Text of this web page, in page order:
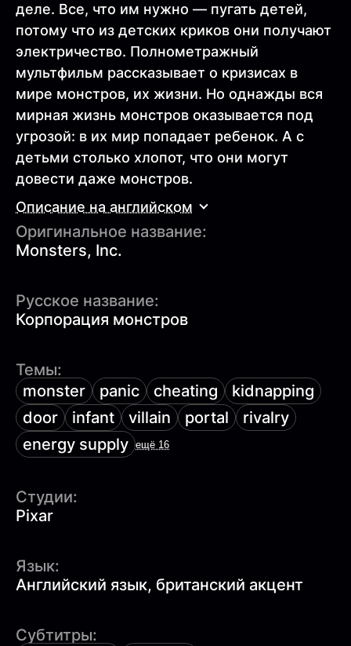
деле. Все, что им нужно — пугать детей,
потому что из детских криков они получают
электричество. Полнометражный
мультфильм рассказывает о кризисах в
мире монстров, их жизни. Но однажды вся
мирная жизнь монстров оказывается под
угрозой: в их мир попадает ребенок. А с
детьми столько хлопот, что они могут
довести даже монстров.
Описание на английском
Оригинальное название:
Monsters, Inc.
Русское название:
Корпорация монстров
Темы:
monster
panic cheating
kidnapping
door
infant villain portal
rivalry
energy supply ещё 16
Студии:
Pixar
Язык:
Английский язык, британский акцент
Субтитры: